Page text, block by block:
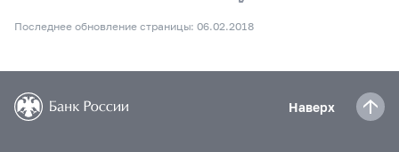
Последнее обновление страницы: 06.02.2018
Наверх